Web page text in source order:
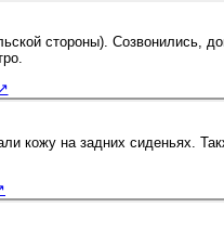
стороны). Созвонились,
↗
кожу на задних сиденьях.